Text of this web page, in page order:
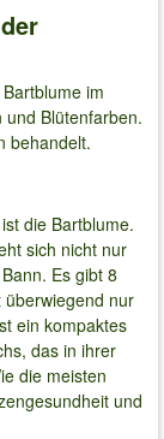
im
und Blütenfarben.
behandelt.
die Bartblume.
sich nicht nur
Es gibt 8
nur
ein kompaktes
das in ihrer
die meisten
und